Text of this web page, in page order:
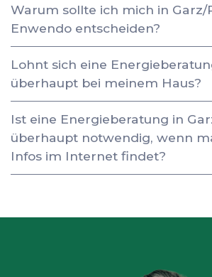
Warum sollte ich mich in Garz/
Enwendo entscheiden?
Lohnt sich eine
überhaupt bei meinem Haus?
Ist eine Energieberatung in
überhaupt notwendig, wenn
Infos im Internet findet?